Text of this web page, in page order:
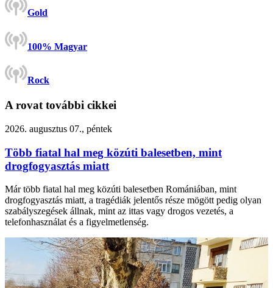
Gold
100% Magyar
Rock
A rovat további cikkei
2026. augusztus 07., péntek
Több fiatal hal meg közúti balesetben, mint
drogfogyasztás miatt
Már több fiatal hal meg közúti balesetben Romániában, mint
drogfogyasztás miatt, a tragédiák jelentős része mögött pedig olyan
szabályszegések állnak, mint az ittas vagy drogos vezetés, a
telefonhasználat és a figyelmetlenség.